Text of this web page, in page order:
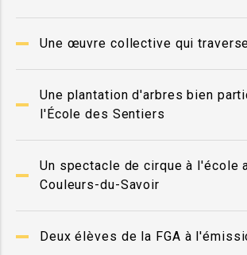
Une œuvre collective qui
Une plantation d'arbres bien
l'École des Sentiers
Un spectacle de cirque à l'école
Couleurs-du-Savoir
Deux élèves de la FGA à